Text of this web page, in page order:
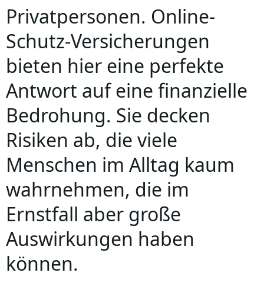
Privatpersonen. Online-
Schutz-Versicherungen
bieten hier eine perfekte
Antwort auf eine finanzielle
Bedrohung. Sie decken
Risiken ab, die viele
Menschen im Alltag kaum
wahrnehmen, die im
Ernstfall aber große
Auswirkungen haben
können.